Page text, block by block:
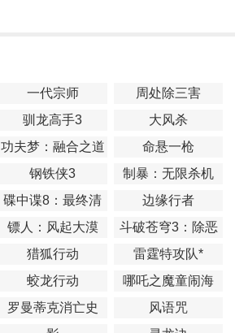
一代宗师
周处除三害
驯龙高手3
大风杀
功夫梦：融合之道
命悬一枪
钢铁侠3
制暴：无限杀机
碟中谍8：最终清
算
边缘行者
镖人：风起大漠
斗破苍穹3：除恶
猎狐行动
雷霆特攻队*
蛟龙行动
哪吒之魔童闹海
罗曼蒂克消亡史
风语咒